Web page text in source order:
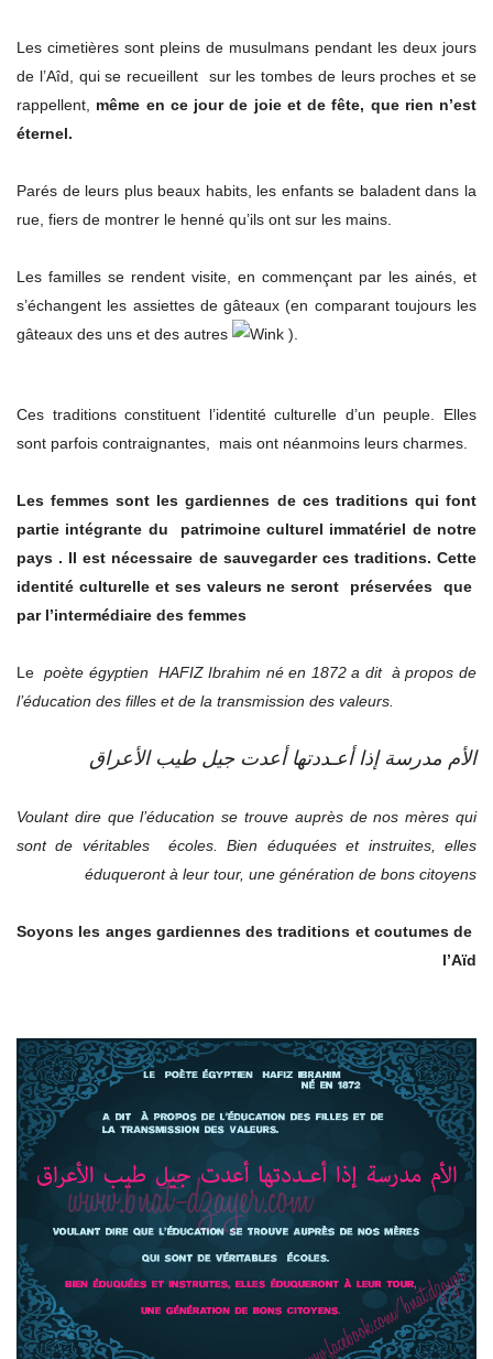
Les cimetières sont pleins de musulmans pendant les deux jours
de l’Aîd, qui se recueillent sur les tombes de leurs proches et se
rappellent, même en ce jour de joie et de fête, que rien n’est
éternel.
Parés de leurs plus beaux habits, les enfants se baladent dans la
rue, fiers de montrer le henné qu’ils ont sur les mains.
Les familles se rendent visite, en commençant par les ainés, et
s’échangent les assiettes de gâteaux (en comparant toujours les
gâteaux des uns et des autres
).
Ces traditions constituent l’identité culturelle d’un peuple. Elles
sont parfois contraignantes, mais ont néanmoins leurs charmes.
Les femmes sont les gardiennes de ces traditions qui font
partie intégrante du patrimoine culturel immatériel de notre
pays . Il est nécessaire de sauvegarder ces traditions. Cette
identité culturelle et ses valeurs ne seront préservées que
par l’intermédiaire des femmes
Le poète égyptien HAFIZ Ibrahim né en 1872 a dit à propos de
l’éducation des filles et de la transmission des valeurs.
الأم مدرسة إذا أعـددتها أعدت جيل طيب الأعراق
Voulant dire que l’éducation se trouve auprès de nos mères qui
sont de véritables écoles. Bien éduquées et instruites, elles
éduqueront à leur tour, une génération de bons citoyens
Soyons les anges gardiennes des traditions et coutumes de
l’Aïd